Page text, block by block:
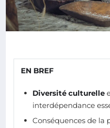
EN BREF
Diversité culturelle
interdépendance
Conséquences de la